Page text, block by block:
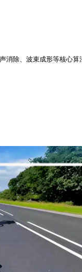
除、波束成形等核心